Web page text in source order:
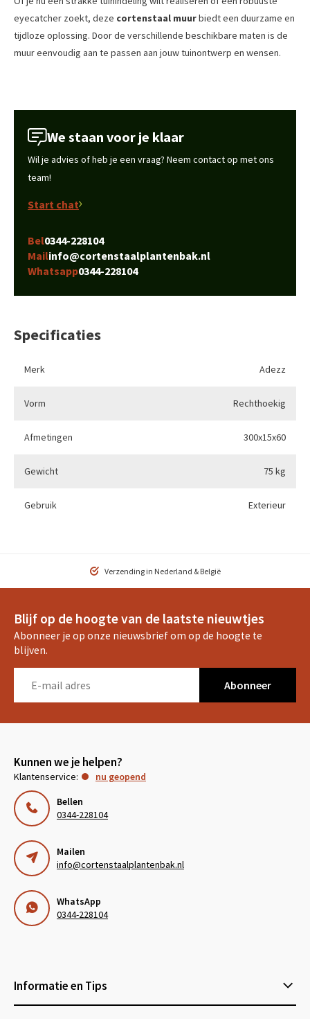
eyecatcher zoekt, deze cortenstaal muurbiedt een duurzame en
tijdloze oplossing. Door de verschillende beschikbare maten is de
muur eenvoudig aan te passen aan jouw tuinontwerp en wensen.
We staan voor je klaar
Wil je advies of heb je een vraag? Neem contact op met ons
team!
Start chat
Bel0344-228104
Mailinfo@cortenstaalplantenbak.nl
Whatsapp0344-228104
Specificaties
Merk Adezz
Vorm Rechthoekig
Afmetingen 300x15x60
Gewicht 75 kg
Gebruik Exterieur
Verzending in Nederland & België
Blijf op de hoogte van de laatste nieuwtjes
Abonneer je op onze nieuwsbrief om op de hoogte te
blijven.
Abonneer
Kunnen we je helpen?
Klantenservice:
nu geopend
Bellen
0344-228104
Mailen
info@cortenstaalplantenbak.nl
WhatsApp
0344-228104
Informatie en Tips